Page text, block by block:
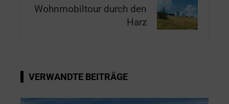
Wohnmobiltour durch den
Harz
VERWANDTE BEITRÄGE